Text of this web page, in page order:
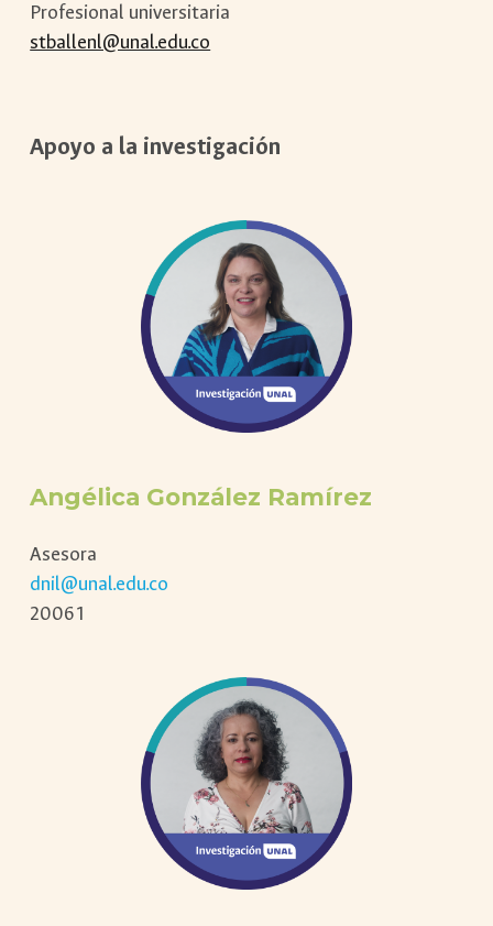
Profesional universitaria
stballenl@unal.edu.co
Apoyo a la investigación
Angélica González Ramírez
Asesora
dnil@unal.edu.co
20061